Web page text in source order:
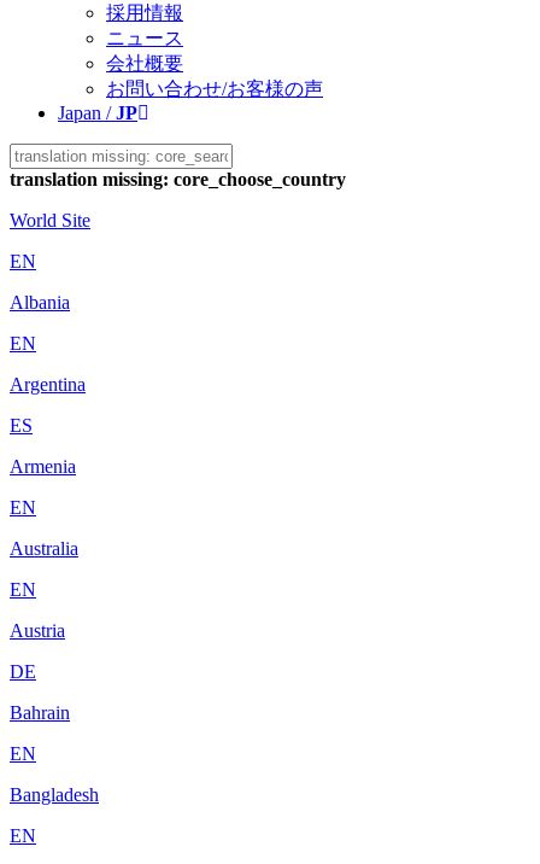
採用情報
ニュース
会社概要
お問い合わせ/お客様の声
Japan /JP
translation missing: core_choose_country
World Site
EN
Albania
EN
Argentina
ES
Armenia
EN
Australia
EN
Austria
DE
Bahrain
EN
Bangladesh
EN